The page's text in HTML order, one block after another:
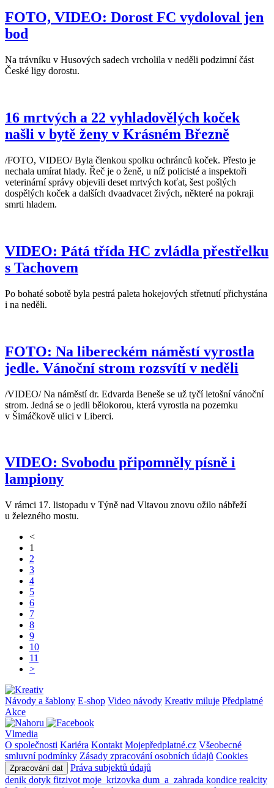
FOTO, VIDEO: Dorost FC vydoloval jen
bod
Na trávníku v Husových sadech vrcholila v neděli podzimní část
České ligy dorostu.
16 mrtvých a 22 vyhladovělých koček
našli v bytě ženy v Krásném Březně
/FOTO, VIDEO/ Byla členkou spolku ochránců koček. Přesto je
nechala umírat hlady. Řeč je o ženě, u níž policisté a inspektoři
veterinární správy objevili deset mrtvých koťat, šest pošlých
dospělých koček a dalších dvaadvacet živých, některé na pokraji
smrti hladem.
VIDEO: Pátá třída HC zvládla přestřelku
s Tachovem
Po bohaté sobotě byla pestrá paleta hokejových střetnutí přichystána
i na neděli.
FOTO: Na libereckém náměstí vyrostla
jedle. Vánoční strom rozsvítí v neděli
/VIDEO/ Na náměstí dr. Edvarda Beneše se už tyčí letošní vánoční
strom. Jedná se o jedli bělokorou, která vyrostla na pozemku
v Šimáčkově ulici v Liberci.
VIDEO: Svobodu připomněly písně i
lampiony
V rámci 17. listopadu v Týně nad Vltavou znovu ožilo nábřeží
u železného mostu.
<
1
2
3
4
5
6
7
8
9
10
11
>
Návody a šablony E-shop Video návody Kreativ miluje Předplatné
Akce
Vlmedia
O společnosti Kariéra Kontakt Mojepředplatné.cz Všeobecné
smluvní podmínky Zásady zpracování osobních údajů Cookies
Zpracování dat
Práva subjektů údajů
denik dotyk fitzivot moje_krizovka dum_a_zahrada kondice realcity